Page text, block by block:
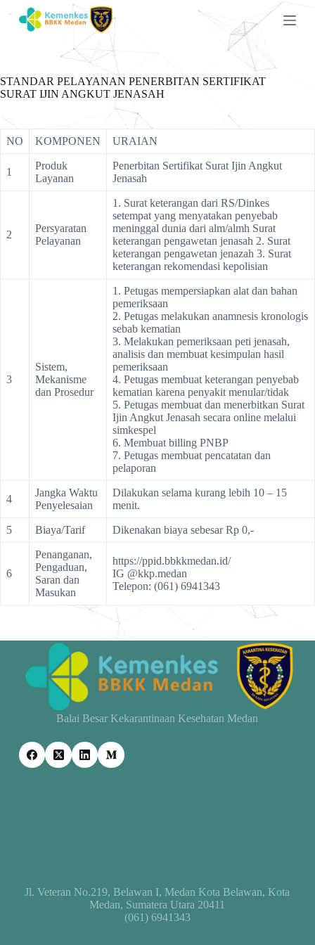
k
o
c
o
t
e
n
STANDAR PELAYANAN PENERBITAN SERTIFIKAT
SURAT IJIN ANGKUT JENASAH
NO KOMPONEN URAIAN
1
Produk
Layanan
Penerbitan Sertifikat Surat Ijin Angkut
Jenasah
2
Persyaratan
Pelayanan
1. Surat keterangan dari RS/Dinkes
setempat yang menyatakan penyebab
meninggal dunia dari alm/almh Surat
keterangan pengawetan jenasah 2. Surat
keterangan pengawetan jenazah 3. Surat
keterangan rekomendasi kepolisian
3
Sistem,
Mekanisme
dan Prosedur
1. Petugas mempersiapkan alat dan bahan
pemeriksaan
2. Petugas melakukan anamnesis kronologis
sebab kematian
3. Melakukan pemeriksaan peti jenasah,
analisis dan membuat kesimpulan hasil
pemeriksaan
4. Petugas membuat keterangan penyebab
kematian karena penyakit menular/tidak
5. Petugas membuat dan menerbitkan Surat
Ijin Angkut Jenasah secara online melalui
simkespel
6. Membuat billing PNBP
7. Petugas membuat pencatatan dan
pelaporan
4
Jangka Waktu
Penyelesaian
Dilakukan selama kurang lebih 10 – 15
menit.
5 Biaya/Tarif Dikenakan biaya sebesar Rp 0,-
6
Penanganan,
Pengaduan,
Saran dan
Masukan
https://ppid.bbkkmedan.id/
IG @kkp.medan
Telepon: (061) 6941343
Balai Besar Kekarantinaan Kesehatan Medan
Jl. Veteran No.219, Belawan I, Medan Kota Belawan, Kota
Medan, Sumatera Utara 20411
(061) 6941343